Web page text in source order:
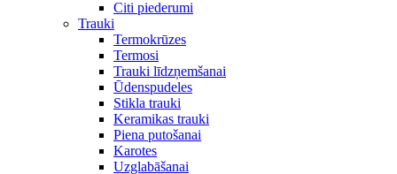
Citi piederumi
Trauki
Termokrūzes
Termosi
Trauki līdzņemšanai
Ūdenspudeles
Stikla trauki
Keramikas trauki
Piena putošanai
Karotes
Uzglabāšanai